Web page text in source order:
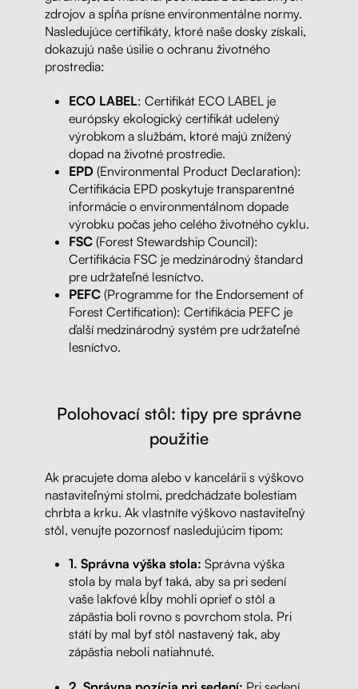
zdrojov a spĺňa prísne environmentálne normy.
Nasledujúce certifikáty, ktoré naše dosky získali,
dokazujú naše úsilie o ochranu životného
prostredia:
ECO LABEL: Certifikát ECO LABEL je
európsky ekologický certifikát udelený
výrobkom a službám, ktoré majú znížený
dopad na životné prostredie.
EPD (Environmental Product Declaration):
Certifikácia EPD poskytuje transparentné
informácie o environmentálnom dopade
výrobku počas jeho celého životného cyklu.
FSC (Forest Stewardship Council):
Certifikácia FSC je medzinárodný štandard
pre udržateľné lesníctvo.
PEFC (Programme for the Endorsement of
Forest Certification): Certifikácia PEFC je
ďalší medzinárodný systém pre udržateľné
lesníctvo.
Polohovací stôl: tipy pre správne
použitie
Ak pracujete doma alebo v kancelárii s výškovo
nastaviteľnými stolmi, predchádzate bolestiam
chrbta a krku. Ak vlastníte výškovo nastaviteľný
stôl, venujte pozornosť nasledujúcim tipom:
1. Správna výška stola: Správna výška
stola by mala byť taká, aby sa pri sedení
vaše lakťové kĺby mohli oprieť o stôl a
zápästia boli rovno s povrchom stola. Pri
státí by mal byť stôl nastavený tak, aby
zápästia neboli natiahnuté.